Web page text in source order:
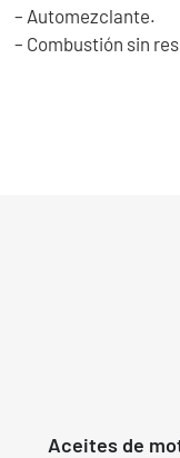
– Automezclante.
– Combustión sin
Aceites de